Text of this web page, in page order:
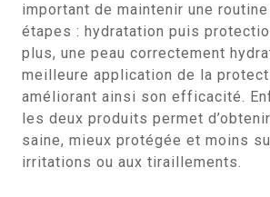
important de maintenir une
étapes : hydratation puis
plus, une peau correctement
meilleure application de la
améliorant ainsi son efficacité.
les deux produits permet
saine, mieux protégée et moins
irritations ou aux tiraillements.